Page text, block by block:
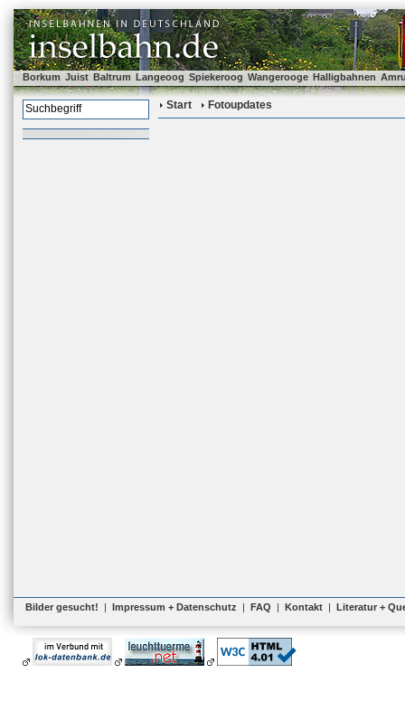
Borkum Juist Baltrum Langeoog Spiekeroog Wangerooge Halligbahnen
Start Fotoupdates
Bilder gesucht! | Impressum + Datenschutz | FAQ | Kontakt | Literatur +